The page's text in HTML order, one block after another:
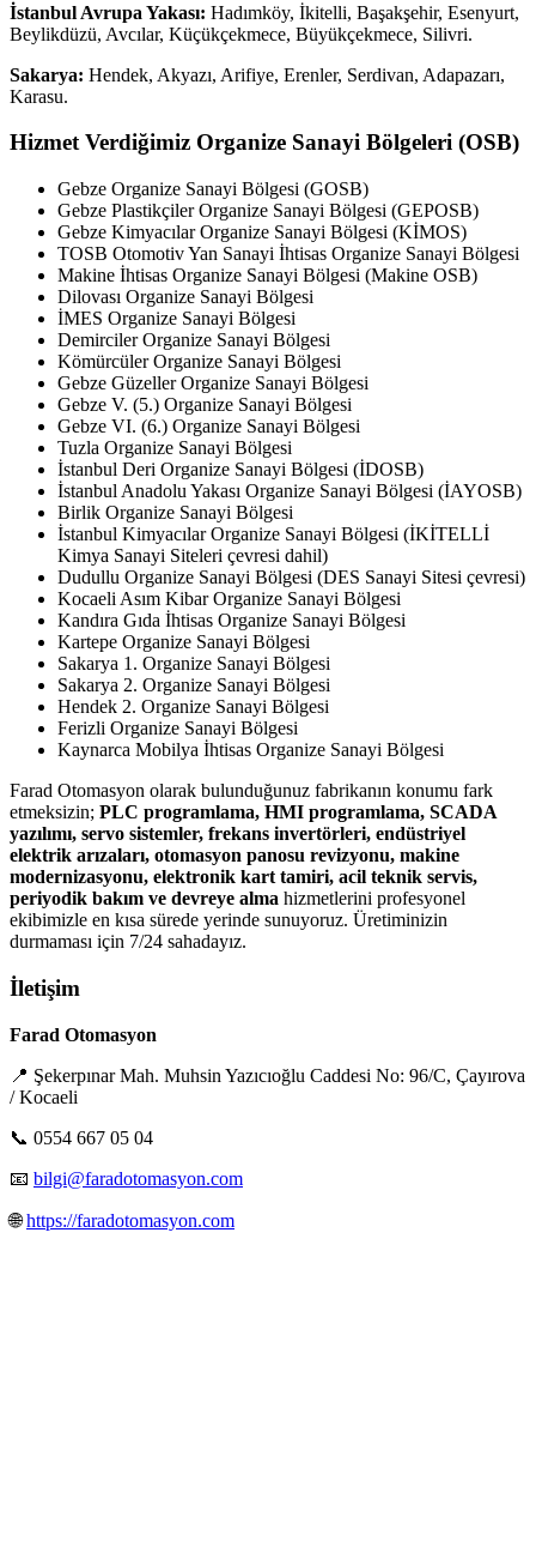
İstanbul Avrupa Yakası: Hadımköy, İkitelli, Başakşehir, Esenyurt,
Beylikdüzü, Avcılar, Küçükçekmece, Büyükçekmece, Silivri.
Sakarya: Hendek, Akyazı, Arifiye, Erenler, Serdivan, Adapazarı,
Karasu.
Hizmet Verdiğimiz Organize Sanayi Bölgeleri (OSB)
Gebze Organize Sanayi Bölgesi (GOSB)
Gebze Plastikçiler Organize Sanayi Bölgesi (GEPOSB)
Gebze Kimyacılar Organize Sanayi Bölgesi (KİMOS)
TOSB Otomotiv Yan Sanayi İhtisas Organize Sanayi Bölgesi
Makine İhtisas Organize Sanayi Bölgesi (Makine OSB)
Dilovası Organize Sanayi Bölgesi
İMES Organize Sanayi Bölgesi
Demirciler Organize Sanayi Bölgesi
Kömürcüler Organize Sanayi Bölgesi
Gebze Güzeller Organize Sanayi Bölgesi
Gebze V. (5.) Organize Sanayi Bölgesi
Gebze VI. (6.) Organize Sanayi Bölgesi
Tuzla Organize Sanayi Bölgesi
İstanbul Deri Organize Sanayi Bölgesi (İDOSB)
İstanbul Anadolu Yakası Organize Sanayi Bölgesi (İAYOSB)
Birlik Organize Sanayi Bölgesi
İstanbul Kimyacılar Organize Sanayi Bölgesi (İKİTELLİ
Kimya Sanayi Siteleri çevresi dahil)
Dudullu Organize Sanayi Bölgesi (DES Sanayi Sitesi çevresi)
Kocaeli Asım Kibar Organize Sanayi Bölgesi
Kandıra Gıda İhtisas Organize Sanayi Bölgesi
Kartepe Organize Sanayi Bölgesi
Sakarya 1. Organize Sanayi Bölgesi
Sakarya 2. Organize Sanayi Bölgesi
Hendek 2. Organize Sanayi Bölgesi
Ferizli Organize Sanayi Bölgesi
Kaynarca Mobilya İhtisas Organize Sanayi Bölgesi
Farad Otomasyon olarak bulunduğunuz fabrikanın konumu fark
etmeksizin; PLC programlama, HMI programlama, SCADA
yazılımı, servo sistemler, frekans invertörleri, endüstriyel
elektrik arızaları, otomasyon panosu revizyonu, makine
modernizasyonu, elektronik kart tamiri, acil teknik servis,
periyodik bakım ve devreye alma hizmetlerini profesyonel
ekibimizle en kısa sürede yerinde sunuyoruz. Üretiminizin
durmaması için 7/24 sahadayız.
İletişim
Farad Otomasyon
📍 Şekerpınar Mah. Muhsin Yazıcıoğlu Caddesi No: 96/C, Çayırova
/ Kocaeli
📞 0554 667 05 04
📧 bilgi@faradotomasyon.com
🌐https://faradotomasyon.com